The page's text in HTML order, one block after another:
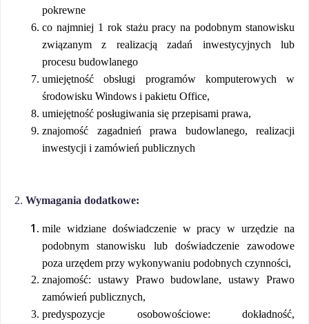
pokrewne
co najmniej 1 rok stażu pracy na podobnym stanowisku
związanym z realizacją zadań inwestycyjnych lub
procesu budowlanego
umiejętność obsługi programów komputerowych w
środowisku Windows i pakietu Office,
umiejętność posługiwania się przepisami prawa,
znajomość zagadnień prawa budowlanego, realizacji
inwestycji i zamówień publicznych
2. Wymagania dodatkowe:
mile widziane doświadczenie w pracy w urzędzie na
podobnym stanowisku lub doświadczenie zawodowe
poza urzędem przy wykonywaniu podobnych czynności,
znajomość: ustawy Prawo budowlane, ustawy Prawo
zamówień publicznych,
predyspozycje osobowościowe: dokładność,